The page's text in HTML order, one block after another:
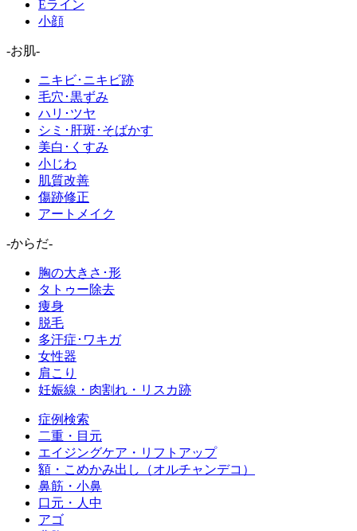
Eライン
小顔
-お肌-
ニキビ･ニキビ跡
毛穴･黒ずみ
ハリ･ツヤ
シミ･肝斑･そばかす
美白･くすみ
小じわ
肌質改善
傷跡修正
アートメイク
-からだ-
胸の大きさ･形
タトゥー除去
痩身
脱毛
多汗症･ワキガ
女性器
肩こり
妊娠線・肉割れ・リスカ跡
症例検索
二重・目元
エイジングケア・リフトアップ
額・こめかみ出し（オルチャンデコ）
鼻筋・小鼻
口元・人中
アゴ